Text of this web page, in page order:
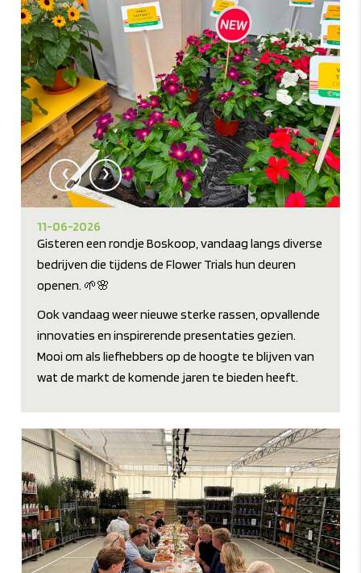
‹ ›
11-06-2026
Gisteren een rondje Boskoop, vandaag langs diverse
bedrijven die tijdens de Flower Trials hun deuren
openen. 🌱🌸
Ook vandaag weer nieuwe sterke rassen, opvallende
innovaties en inspirerende presentaties gezien.
Mooi om als liefhebbers op de hoogte te blijven van
wat de markt de komende jaren te bieden heeft.